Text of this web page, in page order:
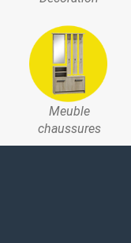
Meuble
chaussures